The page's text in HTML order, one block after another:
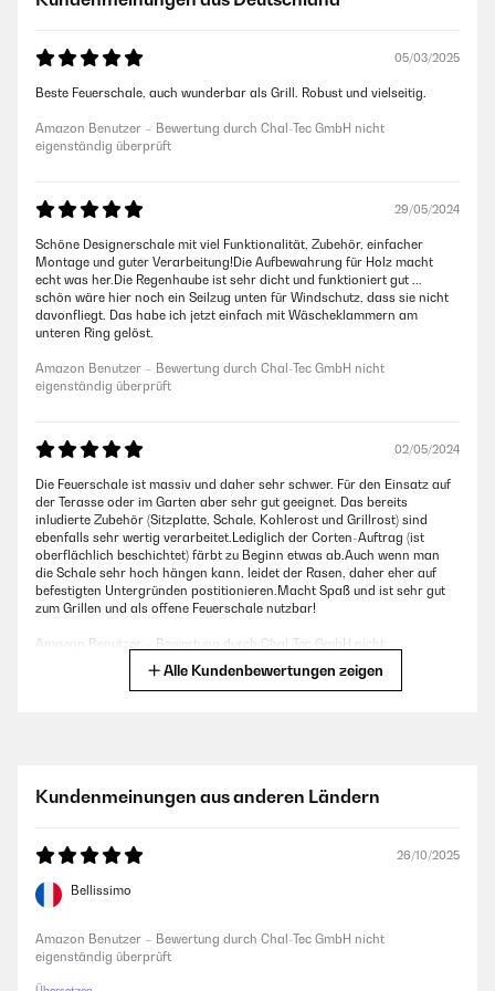
05/03/2025
Beste Feuerschale, auch wunderbar als Grill. Robust und vielseitig.
Amazon Benutzer – Bewertung durch Chal-Tec GmbH nicht
eigenständig überprüft
29/05/2024
Schöne Designerschale mit viel Funktionalität, Zubehör, einfacher
Montage und guter Verarbeitung!Die Aufbewahrung für Holz macht
echt was her.Die Regenhaube ist sehr dicht und funktioniert gut ...
schön wäre hier noch ein Seilzug unten für Windschutz, dass sie nicht
davonfliegt. Das habe ich jetzt einfach mit Wäscheklammern am
unteren Ring gelöst.
Amazon Benutzer – Bewertung durch Chal-Tec GmbH nicht
eigenständig überprüft
02/05/2024
Die Feuerschale ist massiv und daher sehr schwer. Für den Einsatz auf
der Terasse oder im Garten aber sehr gut geeignet. Das bereits
inludierte Zubehör (Sitzplatte, Schale, Kohlerost und Grillrost) sind
ebenfalls sehr wertig verarbeitet.Lediglich der Corten-Auftrag (ist
oberflächlich beschichtet) färbt zu Beginn etwas ab.Auch wenn man
die Schale sehr hoch hängen kann, leidet der Rasen, daher eher auf
befestigten Untergründen postitionieren.Macht Spaß und ist sehr gut
zum Grillen und als offene Feuerschale nutzbar!
Amazon Benutzer – Bewertung durch Chal-Tec GmbH nicht
eigenständig überprüft
leichter Karton bei mir an. Ich habe mir die Feuerschalte in der Farbe
„Rost“ gekauft. Stabil verpackt erhält man die Schalte mit dem Oberteil,
die drei Füße und eine Ascheschale für innen samt Grillrost und
Alle Kundenbewertungen zeigen
Kundenmeinungen aus anderen Ländern
26/10/2025
Bellissimo
Amazon Benutzer – Bewertung durch Chal-Tec GmbH nicht
eigenständig überprüft